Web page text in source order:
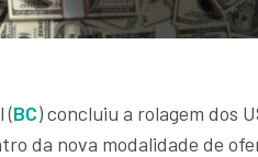
(BC) concluiu a rolagem dos
da nova modalidade de